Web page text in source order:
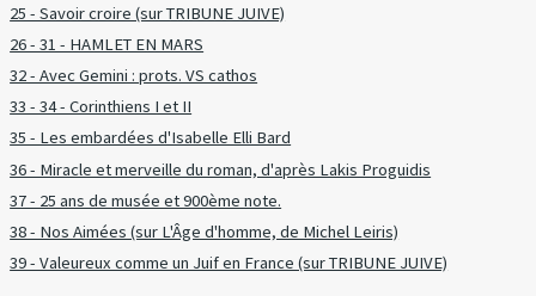
25 - Savoir croire (sur TRIBUNE JUIVE)
26 - 31 - HAMLET EN MARS
32 - Avec Gemini : prots. VS cathos
33 - 34 - Corinthiens I et II
35 - Les embardées d'Isabelle Elli Bard
36 - Miracle et merveille du roman, d'après Lakis Proguidis
37 - 25 ans de musée et 900ème note.
38 - Nos Aimées (sur L'Âge d'homme, de Michel Leiris)
39 - Valeureux comme un Juif en France (sur TRIBUNE JUIVE)